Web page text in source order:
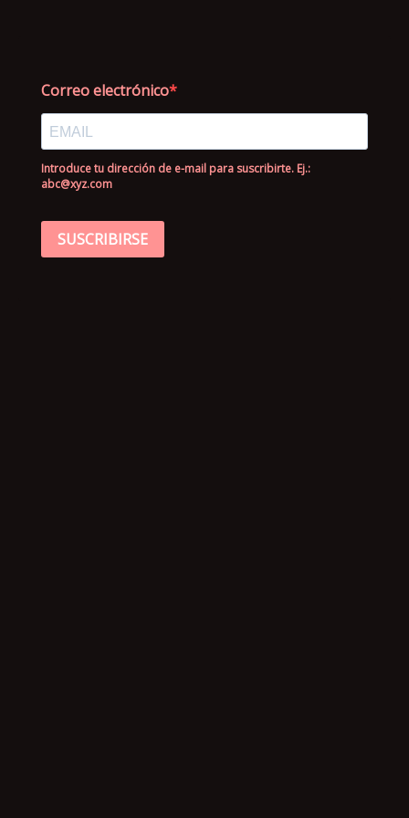
Correo electrónico
Introduce tu dirección de e-mail para suscribirte. Ej.:
abc@xyz.com
SUSCRIBIRSE